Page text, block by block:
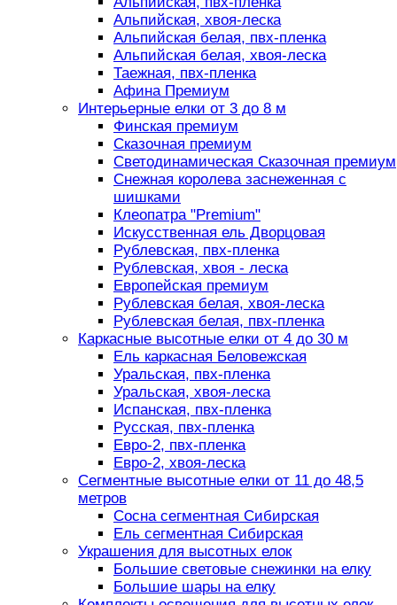
Альпийская, хвоя-леска
Альпийская белая, пвх-пленка
Альпийская белая, хвоя-леска
Таежная, пвх-пленка
Афина Премиум
Интерьерные елки от 3 до 8 м
Финская премиум
Сказочная премиум
Светодинамическая Сказочная премиум
Снежная королева заснеженная с
шишками
Клеопатра "Premium"
Искусственная ель Дворцовая
Рублевская, пвх-пленка
Рублевская, хвоя - леска
Европейская премиум
Рублевская белая, хвоя-леска
Рублевская белая, пвх-пленка
Каркасные высотные елки от 4 до 30 м
Ель каркасная Беловежская
Уральская, пвх-пленка
Уральская, хвоя-леска
Испанская, пвх-пленка
Русская, пвх-пленка
Евро-2, пвх-пленка
Евро-2, хвоя-леска
Сегментные высотные елки от 11 до 48,5
метров
Сосна сегментная Сибирская
Ель сегментная Сибирская
Украшения для высотных елок
Большие световые снежинки на елку
Большие шары на елку